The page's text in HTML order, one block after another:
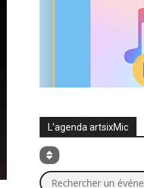
L’agenda artsixMic
Rechercher un